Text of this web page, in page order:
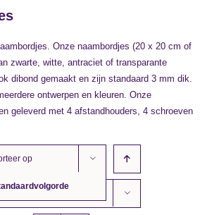
Onze naambordjes (20 x 20 cm of
zwarte, witte, antraciet of transparante
dibond gemaakt en zijn standaard 3 mm dik.
ontwerpen en kleuren. Onze
geleverd met 4 afstandhouders, 4 schroeven
op
12 producten